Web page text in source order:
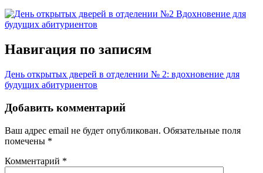
Навигация по записям
День открытых дверей в отделении № 2: вдохновение для
будущих абитуриентов
Добавить комментарий
Ваш адрес email не будет опубликован. Обязательные поля
помечены *
Комментарий *